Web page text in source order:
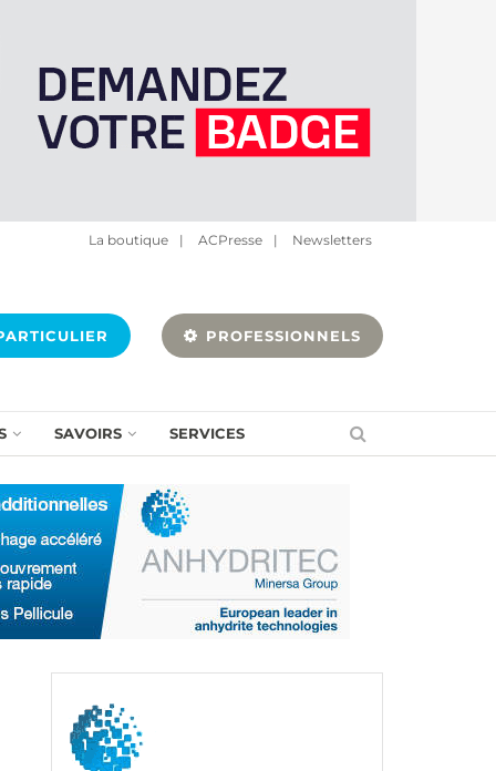
La boutique | ACPresse | Newsletters
PROFESSIONNELS
SAVOIRS SERVICES